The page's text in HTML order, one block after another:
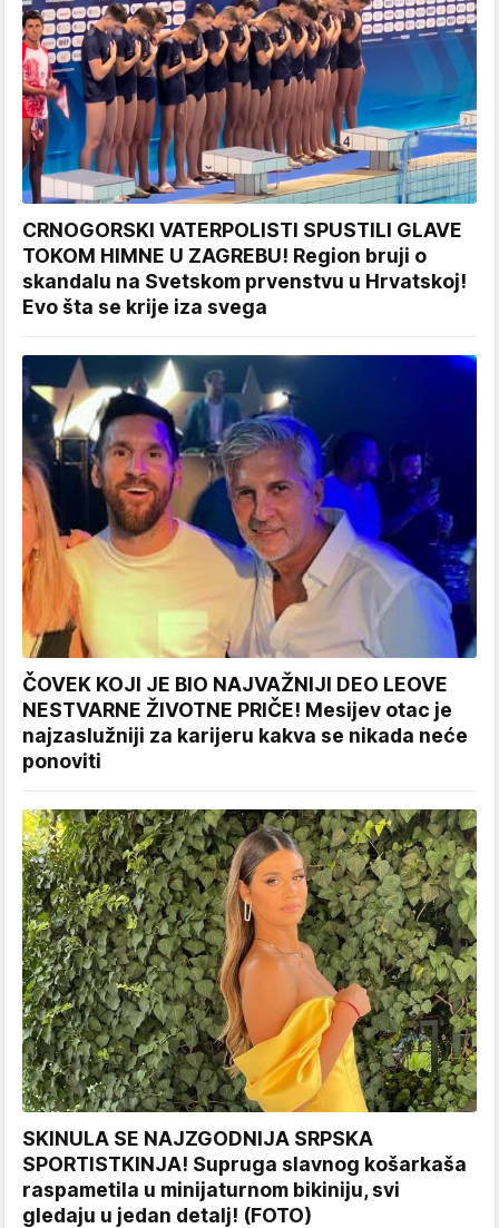
CRNOGORSKI VATERPOLISTI SPUSTILI GLAVE
TOKOM HIMNE U ZAGREBU! Region bruji o
skandalu na Svetskom prvenstvu u Hrvatskoj!
Evo šta se krije iza svega
ČOVEK KOJI JE BIO NAJVAŽNIJI DEO LEOVE
NESTVARNE ŽIVOTNE PRIČE! Mesijev otac je
najzaslužniji za karijeru kakva se nikada neće
ponoviti
SKINULA SE NAJZGODNIJA SRPSKA
SPORTISTKINJA! Supruga slavnog košarkaša
raspametila u minijaturnom bikiniju, svi
gledaju u jedan detalj! (FOTO)